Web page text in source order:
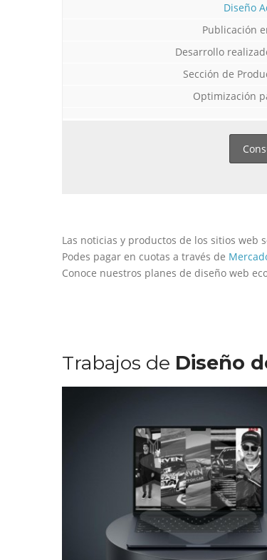
Diseño
Publicación
Desarrollo
Sección de
Optimización
Las noticias y productos de los sitios web
Podes pagar en cuotas a través de
Conoce nuestros planes de diseño web
Trabajos de Diseño
Diseño Web Manu Urcera
Trabajos Web
Diseño Web Manu Urcera
Trabajos Web
Diseño Web para
Trabajos Web
Diseño Web a Medida para
Trabajos Web